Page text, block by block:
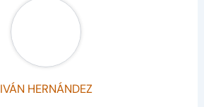
IVÁN HERNÁNDEZ